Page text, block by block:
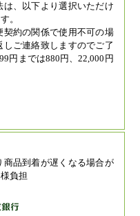
、以下より選択いただけ
。
約の関係で使用不可の場
ご連絡致しますのでご了
円までは880円、22,000円
商品到着が遅くなる場合が
負担